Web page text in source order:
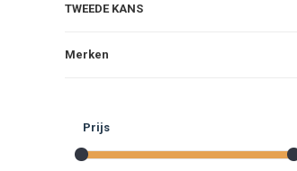
TWEEDE KANS
Merken
Prijs